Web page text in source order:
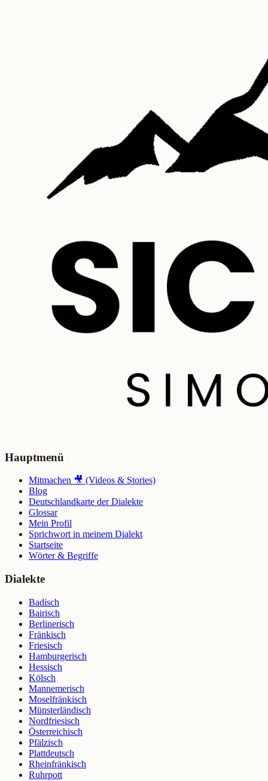
Hauptmenü
Mitmachen 🎥 (Videos & Stories)
Blog
Deutschlandkarte der Dialekte
Glossar
Mein Profil
Sprichwort in meinem Dialekt
Startseite
Wörter & Begriffe
Dialekte
Badisch
Bairisch
Berlinerisch
Fränkisch
Friesisch
Hamburgerisch
Hessisch
Kölsch
Mannemerisch
Moselfränkisch
Münsterländisch
Nordfriesisch
Österreichisch
Pfälzisch
Plattdeutsch
Rheinfränkisch
Ruhrpott